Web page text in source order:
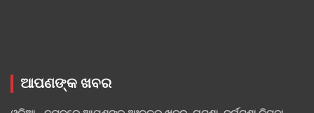
ଆପଣଙ୍କ ଖବର